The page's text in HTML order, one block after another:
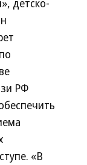
детско-
РФ
«В